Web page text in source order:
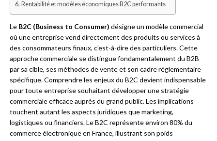
Rentabilité et modèles économiques B2C performants
Le B2C (Business to Consumer) désigne un modèle commercial
où une entreprise vend directement des produits ou services à
des consommateurs finaux, c’est-à-dire des particuliers. Cette
approche commerciale se distingue fondamentalement du B2B
par sa cible, ses méthodes de vente et son cadre réglementaire
spécifique. Comprendre les enjeux du B2C devient indispensable
pour toute entreprise souhaitant développer une stratégie
commerciale efficace auprès du grand public. Les implications
touchent autant les aspects juridiques que marketing,
logistiques ou financiers. Le B2C représente environ 80% du
commerce électronique en France, illustrant son poids